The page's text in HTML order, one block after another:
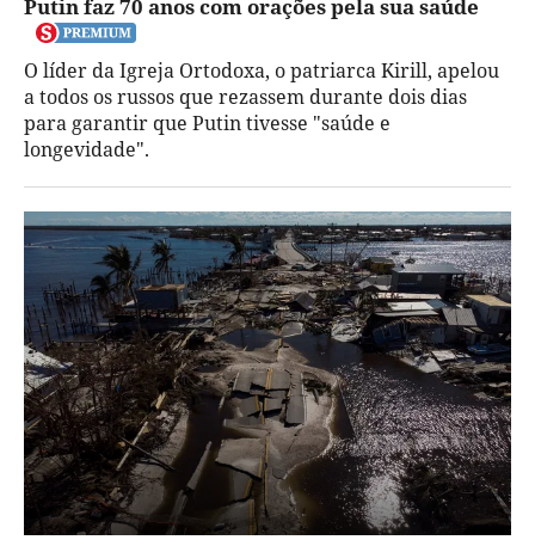
Putin faz 70 anos com orações pela sua saúde
O líder da Igreja Ortodoxa, o patriarca Kirill, apelou
a todos os russos que rezassem durante dois dias
para garantir que Putin tivesse "saúde e
longevidade".